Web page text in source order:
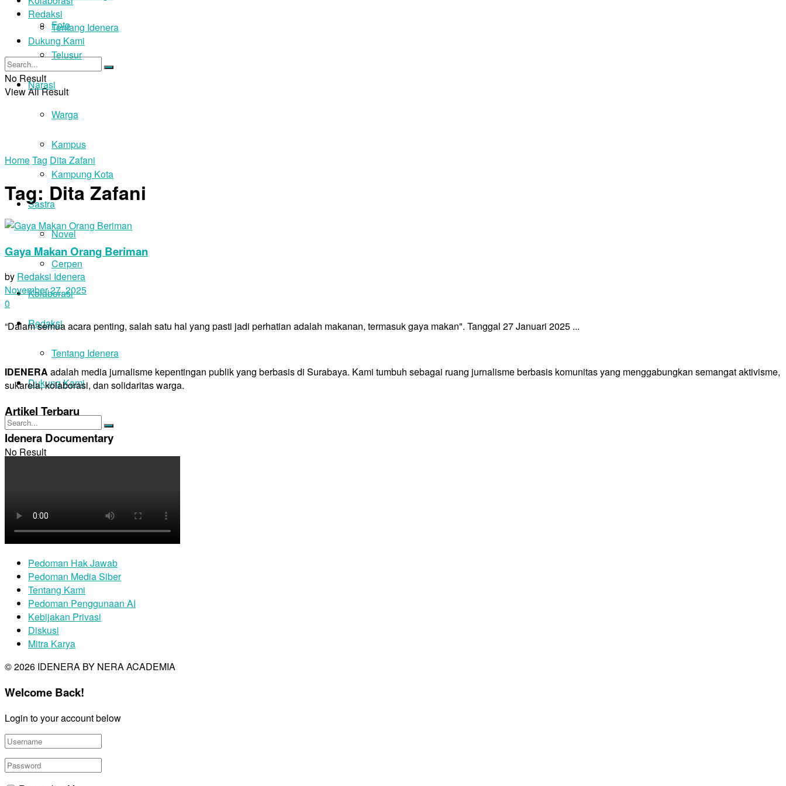
Redaksi
Tentang Idenera
Dukung Kami
No Result
View All Result
Foto
Telusur
Narasi
Warga
Kampus
Kampung Kota
Sastra
Novel
Cerpen
Kolaborasi
Redaksi
Tentang Idenera
Dukung Kami
No Result
HomeTag Dita Zafani
Tag: Dita Zafani
Gaya Makan Orang Beriman
by Redaksi Idenera
November 27, 2025
0
“Dalam semua acara penting, salah satu hal yang pasti jadi perhatian adalah makanan, termasuk gaya makan". Tanggal 27 Januari 2025 ...
IDENERA adalah media jurnalisme kepentingan publik yang berbasis di Surabaya. Kami tumbuh sebagai ruang jurnalisme berbasis komunitas yang menggabungkan semangat aktivisme,
sukarela, kolaborasi, dan solidaritas warga.
Artikel Terbaru
Idenera Documentary
Pedoman Hak Jawab
Pedoman Media Siber
Tentang Kami
Pedoman Penggunaan AI
Kebijakan Privasi
Diskusi
Mitra Karya
© 2026 IDENERA BY NERA ACADEMIA
Welcome Back!
Login to your account below